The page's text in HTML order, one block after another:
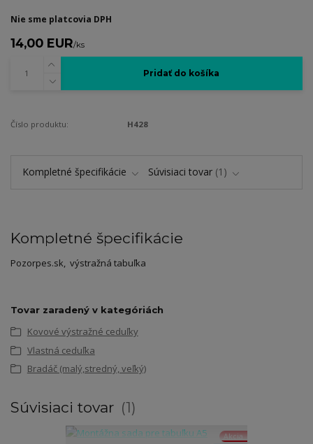
Nie sme platcovia DPH
14,00 EUR/ks
Pridať do košíka
Číslo produktu: H428
Kompletné špecifikácie Súvisiaci tovar 1
Kompletné špecifikácie
Pozorpes.sk, výstražná tabuľka
Tovar zaradený v kategóriách
Kovové výstražné ceduľky
Vlastná ceduľka
Bradáč (malý,stredný, veľký)
Súvisiaci tovar 1
Akcia